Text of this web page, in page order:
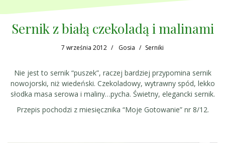
Sernik z białą czekoladą i malinami
7 września 2012 Gosia Serniki
Nie jest to sernik “puszek”, raczej bardziej przypomina sernik
nowojorski, niż wiedeński. Czekoladowy, wytrawny spód, lekko
słodka masa serowa i maliny…pycha. Świetny, elegancki sernik.
Przepis pochodzi z miesięcznika “Moje Gotowanie” nr 8/12.